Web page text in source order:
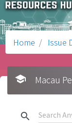
Home Issue
school Macau
search